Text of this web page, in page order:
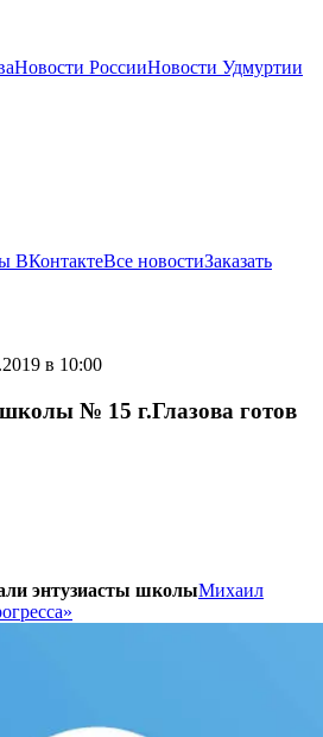
Новости РоссииНовости Удмуртии
ВКонтактеВсе новостиЗаказать
в 10:00
№ 15 г.Глазова готов
энтузиасты школыМихаил